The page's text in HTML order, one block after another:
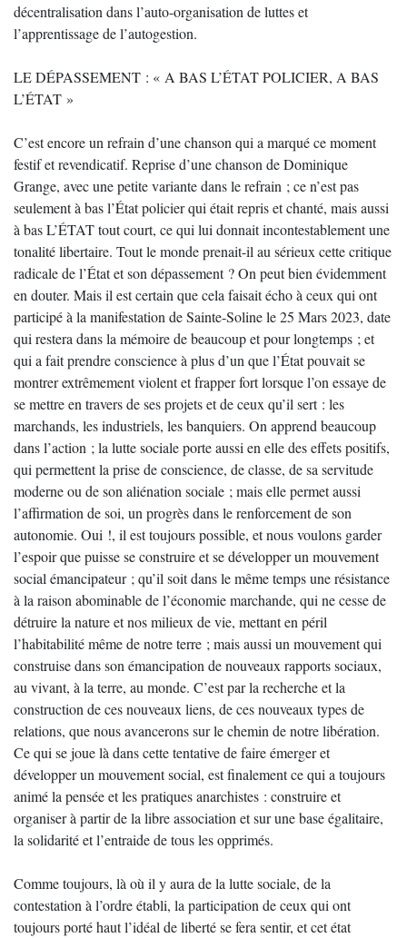
décentralisation dans l’auto-organisation de luttes et
l’apprentissage de l’autogestion.
LE DÉPASSEMENT : « A BAS L’ÉTAT POLICIER, A BAS
L’ÉTAT »
C’est encore un refrain d’une chanson qui a marqué ce moment
festif et revendicatif. Reprise d’une chanson de Dominique
Grange, avec une petite variante dans le refrain ; ce n’est pas
seulement à bas l’État policier qui était repris et chanté, mais aussi
à bas L’ÉTAT tout court, ce qui lui donnait incontestablement une
tonalité libertaire. Tout le monde prenait-il au sérieux cette critique
radicale de l’État et son dépassement ? On peut bien évidemment
en douter. Mais il est certain que cela faisait écho à ceux qui ont
participé à la manifestation de Sainte-Soline le 25 Mars 2023, date
qui restera dans la mémoire de beaucoup et pour longtemps ; et
qui a fait prendre conscience à plus d’un que l’État pouvait se
montrer extrêmement violent et frapper fort lorsque l’on essaye de
se mettre en travers de ses projets et de ceux qu’il sert : les
marchands, les industriels, les banquiers. On apprend beaucoup
dans l’action ; la lutte sociale porte aussi en elle des effets positifs,
qui permettent la prise de conscience, de classe, de sa servitude
moderne ou de son aliénation sociale ; mais elle permet aussi
l’affirmation de soi, un progrès dans le renforcement de son
autonomie. Oui !, il est toujours possible, et nous voulons garder
l’espoir que puisse se construire et se développer un mouvement
social émancipateur ; qu’il soit dans le même temps une résistance
à la raison abominable de l’économie marchande, qui ne cesse de
détruire la nature et nos milieux de vie, mettant en péril
l’habitabilité même de notre terre ; mais aussi un mouvement qui
construise dans son émancipation de nouveaux rapports sociaux,
au vivant, à la terre, au monde. C’est par la recherche et la
construction de ces nouveaux liens, de ces nouveaux types de
relations, que nous avancerons sur le chemin de notre libération.
Ce qui se joue là dans cette tentative de faire émerger et
développer un mouvement social, est finalement ce qui a toujours
animé la pensée et les pratiques anarchistes : construire et
organiser à partir de la libre association et sur une base égalitaire,
la solidarité et l’entraide de tous les opprimés.
Comme toujours, là où il y aura de la lutte sociale, de la
contestation à l’ordre établi, la participation de ceux qui ont
toujours porté haut l’idéal de liberté se fera sentir, et cet état